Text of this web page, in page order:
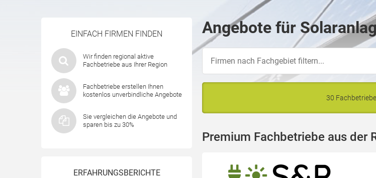
EINFACH FIRMEN FINDEN
Wir finden regional aktive
Fachbetriebe aus Ihrer Region
Fachbetriebe erstellen Ihnen
kostenlos unverbindliche Angebote
Sie vergleichen die Angebote und
sparen bis zu 30%
ERFAHRUNGSBERICHTE
Angebote für
30
Premium Fachbetriebe aus der